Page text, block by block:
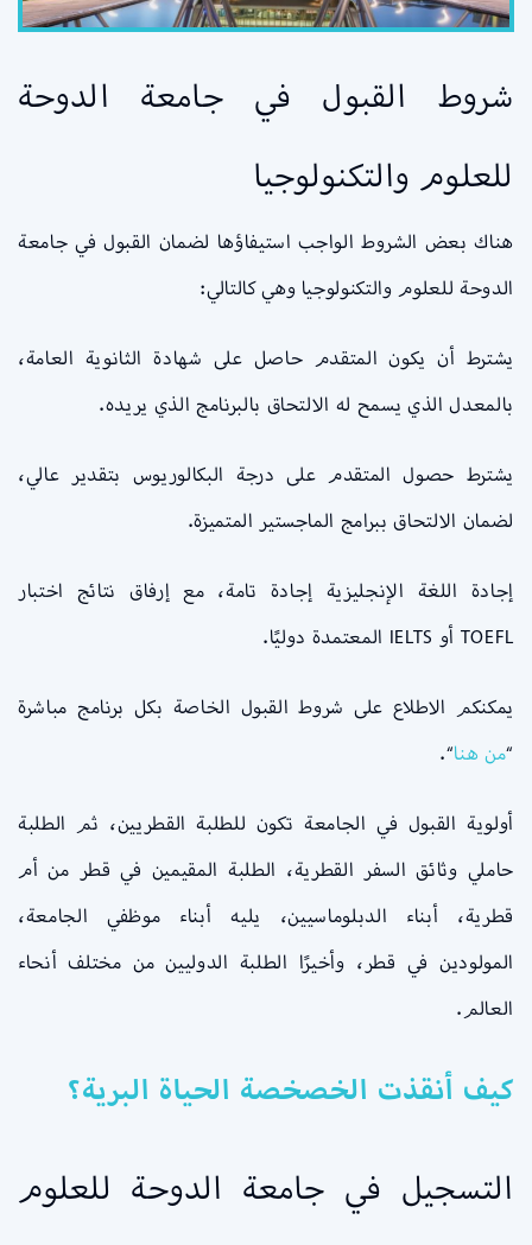
شروط القبول في جامعة الدوحة
للعلوم والتكنولوجيا
هناك بعض الشروط الواجب استيفاؤها لضمان القبول في جامعة
الدوحة للعلوم والتكنولوجيا وهي كالتالي:
يشترط أن يكون المتقدم حاصل على شهادة الثانوية العامة،
بالمعدل الذي يسمح له الالتحاق بالبرنامج الذي يريده.
يشترط حصول المتقدم على درجة البكالوريوس بتقدير عالي،
لضمان الالتحاق ببرامج الماجستير المتميزة.
إجادة اللغة الإنجليزية إجادة تامة، مع إرفاق نتائج اختبار
TOEFL أو IELTS المعتمدة دوليًا.
يمكنكم الاطلاع على شروط القبول الخاصة بكل برنامج مباشرة
“من هنا“.
أولوية القبول في الجامعة تكون للطلبة القطريين، ثم الطلبة
حاملي وثائق السفر القطرية، الطلبة المقيمين في قطر من أم
قطرية، أبناء الدبلوماسيين، يليه أبناء موظفي الجامعة،
المولودين في قطر، وأخيرًا الطلبة الدوليين من مختلف أنحاء
العالم.
كيف أنقذت الخصخصة الحياة البرية؟
التسجيل في جامعة الدوحة للعلوم